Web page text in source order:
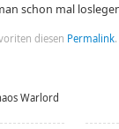
schon mal
diesen Permalink.
Warlord